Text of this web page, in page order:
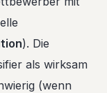
). Die
als wirksam
(wenn